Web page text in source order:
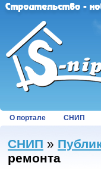
О портале СНИП
СНИП »
ремонта